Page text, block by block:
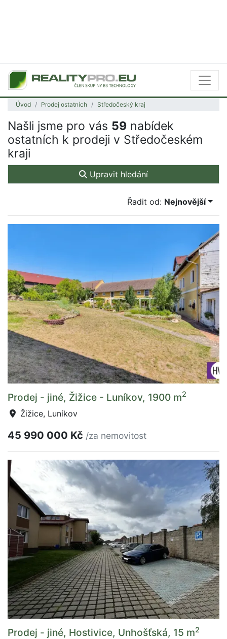
Úvod Prodej ostatních Středočeský kraj
Našli jsme pro vás 59 nabídek
ostatních k prodeji v Středočeském
kraji
Upravit hledání
Řadit od: Nejnovější
Prodej - jiné, Žižice - Luníkov, 1900 m2
Žižice, Luníkov
45 990 000 Kč /za nemovitost
Prodej - jiné, Hostivice, Unhošťská, 15 m2